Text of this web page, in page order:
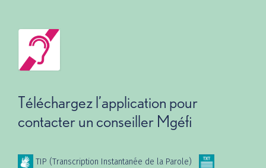
Téléchargez l’application pour
contacter un conseiller Mgéfi
ImageTIP (Transcription Instantanée de la Parole) Image